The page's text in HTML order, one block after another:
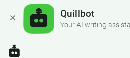
Quillbot
Your AI writing